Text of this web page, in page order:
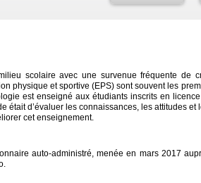
scolaire avec une survenue fréquente de
physique et sportive (EPS) sont souvent les
est enseigné aux étudiants inscrits en
était d’évaluer les connaissances, les attitudes
cet enseignement.
auto-administré, menée en mars 2017